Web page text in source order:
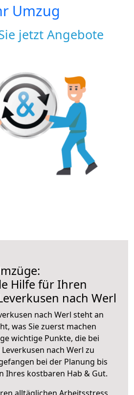
Umzug
jetzt Angebote
Hilfe für Ihren
nach Werl
nach Werl steht an
was Sie zuerst machen
wichtige Punkte, die bei
nach Werl zu
bei der Planung bis
Ihres kostbaren Hab & Gut.